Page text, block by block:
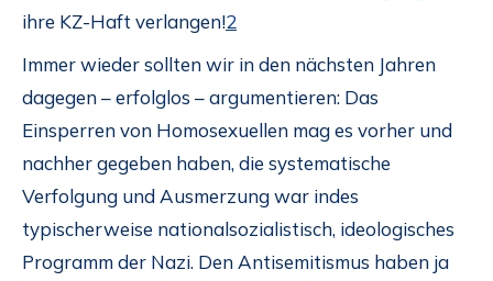
ihre KZ-Haft verlangen!2
Immer wieder sollten wir in den nächsten Jahren
dagegen – erfolglos – argumentieren: Das
Einsperren von Homosexuellen mag es vorher und
nachher gegeben haben, die systematische
Verfolgung und Ausmerzung war indes
typischerweise nationalsozialistisch, ideologisches
Programm der Nazi. Den Antisemitismus haben ja